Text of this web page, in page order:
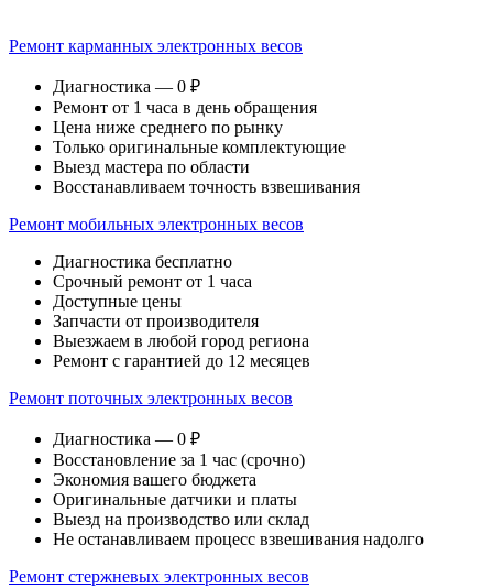
Ремонт карманных электронных весов
Диагностика — 0 ₽
Ремонт от 1 часа в день обращения
Цена ниже среднего по рынку
Только оригинальные комплектующие
Выезд мастера по области
Восстанавливаем точность взвешивания
Ремонт мобильных электронных весов
Диагностика бесплатно
Срочный ремонт от 1 часа
Доступные цены
Запчасти от производителя
Выезжаем в любой город региона
Ремонт с гарантией до 12 месяцев
Ремонт поточных электронных весов
Диагностика — 0 ₽
Восстановление за 1 час (срочно)
Экономия вашего бюджета
Оригинальные датчики и платы
Выезд на производство или склад
Не останавливаем процесс взвешивания надолго
Ремонт стержневых электронных весов